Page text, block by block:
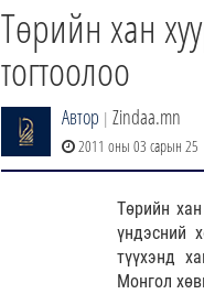
Төрийн хан
тогтоолоо
Автор | Zindaa.mn
2011 оны 03 сарын 25
Төрийн
үндэсний
түүхэнд
Монгол